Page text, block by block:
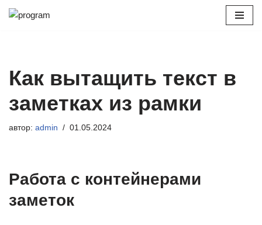
Как вытащить текст в
заметках из рамки
автор: admin 01.05.2024
Работа с контейнерами
заметок